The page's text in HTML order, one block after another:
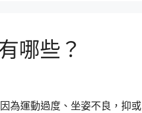
哪些？
為運動過度、坐姿不良，抑或